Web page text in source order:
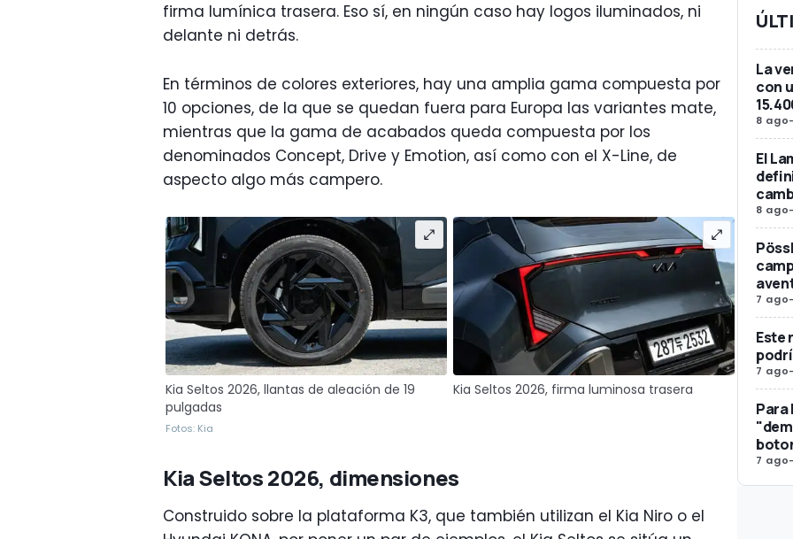
firma lumínica trasera. Eso sí, en ningún caso hay logos iluminados, ni
delante ni detrás.
En términos de colores exteriores, hay una amplia gama compuesta por
10 opciones, de la que se quedan fuera para Europa las variantes mate,
mientras que la gama de acabados queda compuesta por los
denominados Concept, Drive y Emotion, así como con el X-Line, de
aspecto algo más campero.
Kia Seltos 2026, llantas de aleación de 19
pulgadas
Kia Seltos 2026, firma luminosa trasera
Fotos: Kia
Kia Seltos 2026, dimensiones
Construido sobre la plataforma K3, que también utilizan el Kia Niro o el
La
con
8 ago-
El
8 ago-
7 ago-
Este
7 ago-
Para
7 ago-